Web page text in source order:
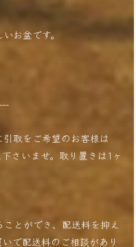
お盆です。
取をご希望のお客様は
さいませ。取り置きは1ヶ
とができ、配送料を抑え
で配送料のご相談があり